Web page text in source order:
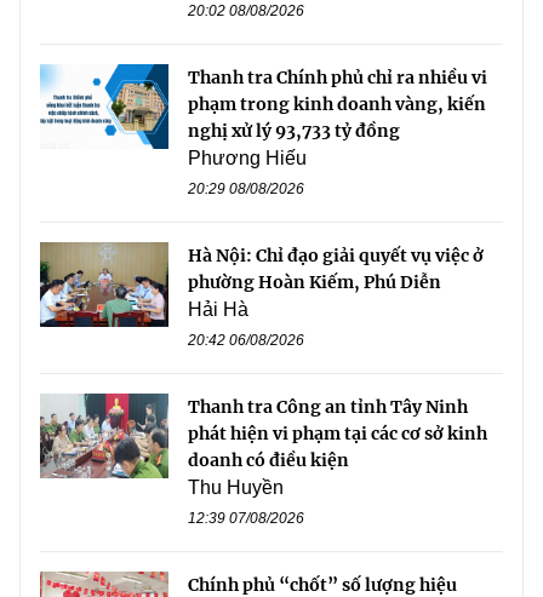
20:02 08/08/2026
Thanh tra Chính phủ chỉ ra nhiều vi
phạm trong kinh doanh vàng, kiến
nghị xử lý 93,733 tỷ đồng
Phương Hiếu
20:29 08/08/2026
Hà Nội: Chỉ đạo giải quyết vụ việc ở
phường Hoàn Kiếm, Phú Diễn
Hải Hà
20:42 06/08/2026
Thanh tra Công an tỉnh Tây Ninh
phát hiện vi phạm tại các cơ sở kinh
doanh có điều kiện
Thu Huyền
12:39 07/08/2026
Chính phủ “chốt” số lượng hiệu